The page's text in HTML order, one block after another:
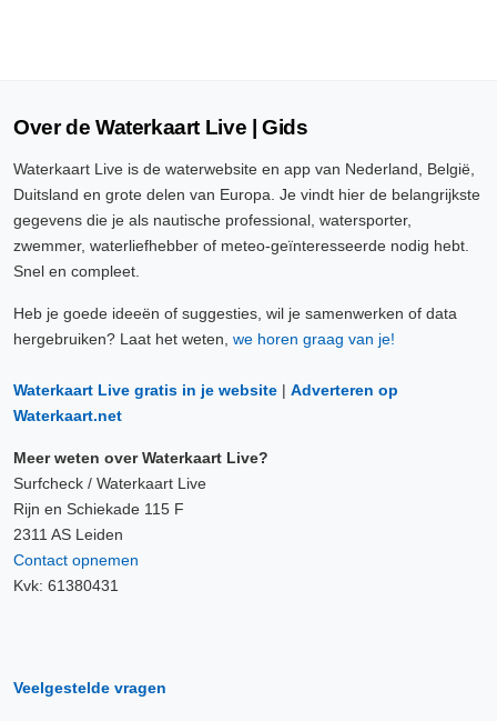
Over de Waterkaart Live | Gids
Waterkaart Live is de waterwebsite en app van Nederland, België,
Duitsland en grote delen van Europa. Je vindt hier de belangrijkste
gegevens die je als nautische professional, watersporter,
zwemmer, waterliefhebber of meteo-geïnteresseerde nodig hebt.
Snel en compleet.
Heb je goede ideeën of suggesties, wil je samenwerken of data
hergebruiken? Laat het weten, we horen graag van je!
Waterkaart Live gratis in je website | Adverteren op
Waterkaart.net
Meer weten over Waterkaart Live?
Surfcheck / Waterkaart Live
Rijn en Schiekade 115 F
2311 AS Leiden
Contact opnemen
Kvk: 61380431
Veelgestelde vragen